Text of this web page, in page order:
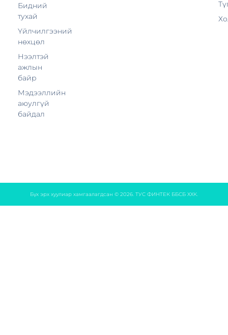
Бидний
тухай
Үйлчилгээний
нөхцөл
Нээлтэй
ажлын
байр
Мэдээллийн
аюулгүй
байдал
Бүх эрх хуулиар хамгаалагдсан © 2026. ТУС ФИНТЕК ББСБ ХХК.